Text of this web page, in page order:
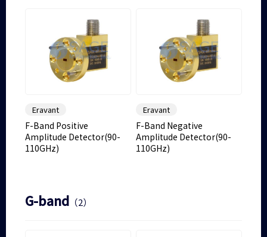
Eravant
F-Band Positive
Amplitude Detector(90-
110GHz)
Eravant
F-Band Negative
Amplitude Detector(90-
110GHz)
G-band （2）